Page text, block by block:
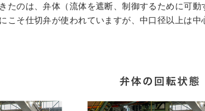
たのは、弁体（流体を遮断、制御するために可
こそ仕切弁が使われていますが、中口径以上は